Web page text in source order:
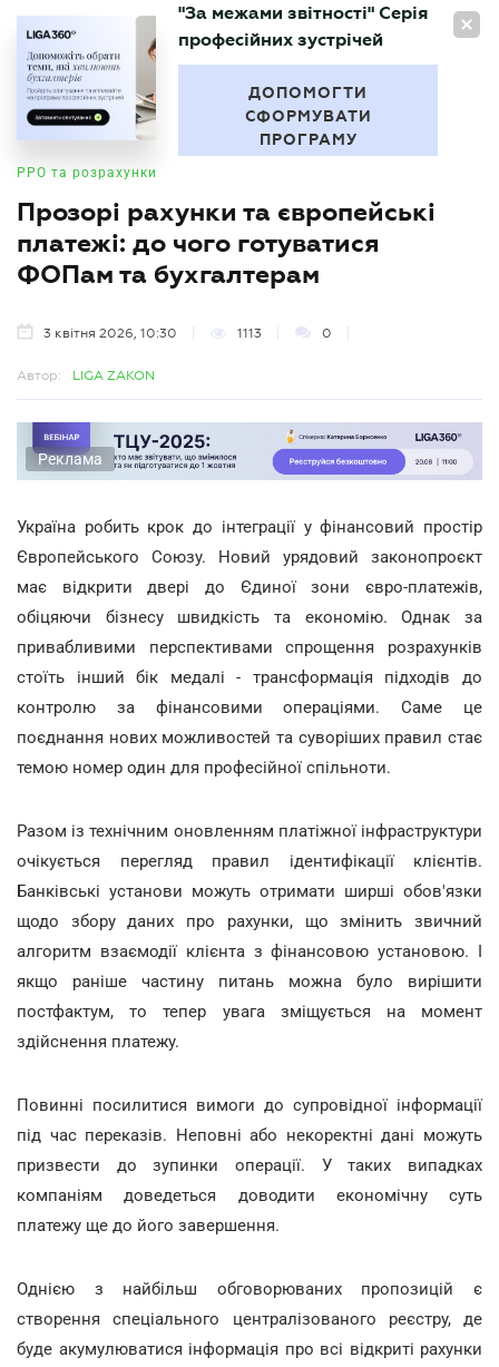
UA
БУХГАЛТЕР
"За межами звітності" Серія
професійних зустрічей
ДОПОМОГТИ
СФОРМУВАТИ
ПРОГРАМУ
РРО та розрахунки
Прозорі рахунки та європейські
платежі: до чого готуватися
ФОПам та бухгалтерам
3 квітня 2026, 10:30 1113 0
Автор: LIGA ZAKON
Реклама
Україна робить крок до інтеграції у фінансовий простір
Європейського Союзу. Новий урядовий законопроєкт
має відкрити двері до Єдиної зони євро-платежів,
обіцяючи бізнесу швидкість та економію. Однак за
привабливими перспективами спрощення розрахунків
стоїть інший бік медалі - трансформація підходів до
контролю за фінансовими операціями. Саме це
поєднання нових можливостей та суворіших правил стає
темою номер один для професійної спільноти.
Разом із технічним оновленням платіжної інфраструктури
очікується перегляд правил ідентифікації клієнтів.
Банківські установи можуть отримати ширші обов'язки
щодо збору даних про рахунки, що змінить звичний
алгоритм взаємодії клієнта з фінансовою установою. І
якщо раніше частину питань можна було вирішити
постфактум, то тепер увага зміщується на момент
здійснення платежу.
Повинні посилитися вимоги до супровідної інформації
під час переказів. Неповні або некоректні дані можуть
призвести до зупинки операції. У таких випадках
компаніям доведеться доводити економічну суть
платежу ще до його завершення.
Однією з найбільш обговорюваних пропозицій є
створення спеціального централізованого реєстру, де
буде акумулюватися інформація про всі відкриті рахунки